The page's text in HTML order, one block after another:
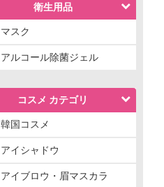
衛生用品
マスク
アルコール除菌ジェル
コスメ カテゴリ
韓国コスメ
アイシャドウ
アイブロウ・眉マスカラ